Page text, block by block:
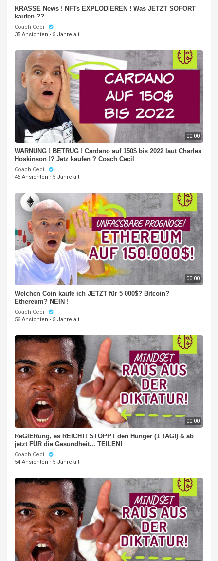
KRASSE News ! NFTs EXPLODIEREN ! Was JETZT SOFORT
kaufen ??
Coach Cecil
35 Ansichten · 5 Jahre alt
00:00
WARNUNG ! BETRUG ! Cardano auf 150$ bis 2022 laut Charles
Hoskinson !? Jetz kaufen ? Coach Cecil
Coach Cecil
46 Ansichten · 5 Jahre alt
00:00
Welchen Coin kaufe ich JETZT für 5 000$? Bitcoin?
Ethereum? NEIN !
Coach Cecil
56 Ansichten · 5 Jahre alt
00:00
ReGIERung, es REICHT! STOPPT den Hunger (1 TAG!) & ab
jetzt FÜR die Gesundheit... TEILEN!
Coach Cecil
54 Ansichten · 5 Jahre alt